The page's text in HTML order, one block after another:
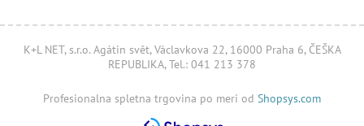
K+L NET, s.r.o. Agátin svět, Václavkova 22, 16000 Praha 6, ČEŠKA
REPUBLIKA, Tel.: 041 213 378
Profesionalna spletna trgovina po meri od Shopsys.com